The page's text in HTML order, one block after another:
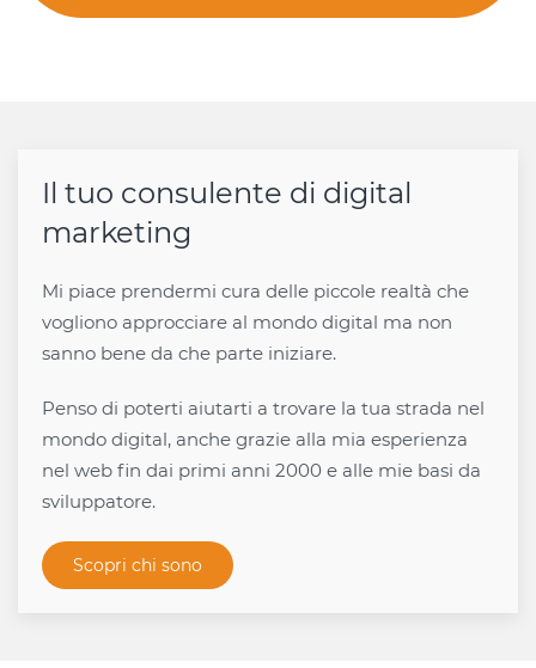
Il tuo consulente di digital
marketing
Mi piace prendermi cura delle piccole realtà che
vogliono approcciare al mondo digital ma non
sanno bene da che parte iniziare.
Penso di poterti aiutarti a trovare la tua strada nel
mondo digital, anche grazie alla mia esperienza
nel web fin dai primi anni 2000 e alle mie basi da
sviluppatore.
Scopri chi sono